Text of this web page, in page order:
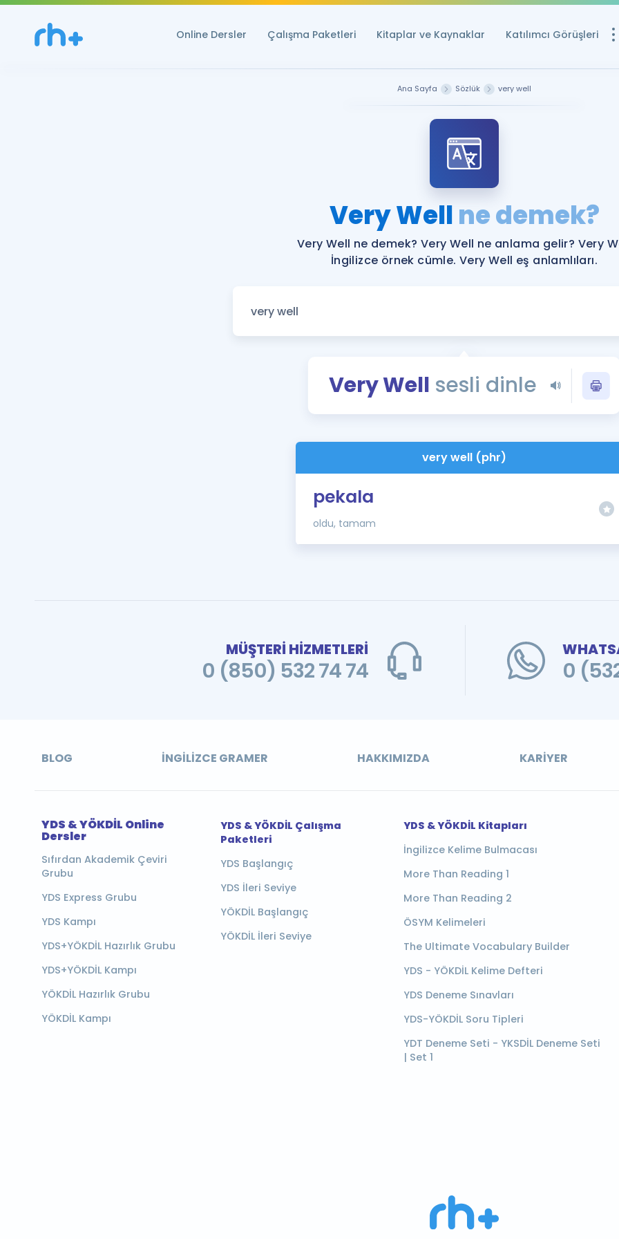
Online Dersler Çalışma Paketleri Kitaplar ve Kaynaklar Katılımcı Görüşleri
YDS ve YÖKDİL
YDS ve YÖKDİL'e
Tüm ÖSYM
YDS - YÖKDİL
İngilizce Gramer
Ana Sayfa Sözlük very well
Very Wellne demek?
Very Well ne demek? Very Well ne anlama gelir? Very
İngilizce örnek cümle. Very Well eş anlamlıları.
Very Well sesli dinle
very well (phr)
pekala
oldu, tamam
MÜŞTERİ HİZMETLERİ
0 (850) 532 74 74 0
BLOG İNGILIZCE GRAMER HAKKIMIZDA KARIYER
YDS & YÖKDİL Online
Dersler
Sıfırdan Akademik Çeviri
Grubu
YDS Express Grubu
YDS Kampı
YDS+YÖKDİL Hazırlık Grubu
YDS+YÖKDİL Kampı
YÖKDİL Hazırlık Grubu
YÖKDİL Kampı
YDS & YÖKDİL Çalışma
Paketleri
YDS Başlangıç
YDS İleri Seviye
YÖKDİL Başlangıç
YÖKDİL İleri Seviye
YDS & YÖKDİL Kitapları
İngilizce Kelime Bulmacası
More Than Reading 1
More Than Reading 2
ÖSYM Kelimeleri
The Ultimate Vocabulary Builder
YDS - YÖKDİL Kelime Defteri
YDS Deneme Sınavları
YDS-YÖKDİL Soru Tipleri
YDT Deneme Seti - YKSDİL Deneme Seti
| Set 1